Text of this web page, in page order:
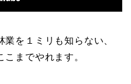
を１ミリも知らない、
までやれます。